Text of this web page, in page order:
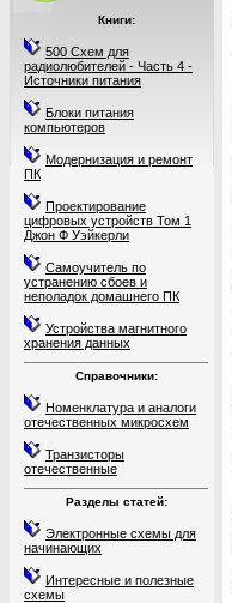
Книги:
500 Схем для
радиолюбителей - Часть 4 -
Источники питания
Блоки питания
компьютеров
Модернизация и ремонт
ПК
Проектирование
цифровых устройств Том 1
Джон Ф Уэйкерли
Самоучитель по
устранению сбоев и
неполадок домашнего ПК
Устройства магнитного
хранения данных
Справочники:
Номенклатура и аналоги
отечественных микросхем
Транзисторы
отечественные
Разделы статей:
Электронные схемы для
начинающих
Интересные и полезные
схемы